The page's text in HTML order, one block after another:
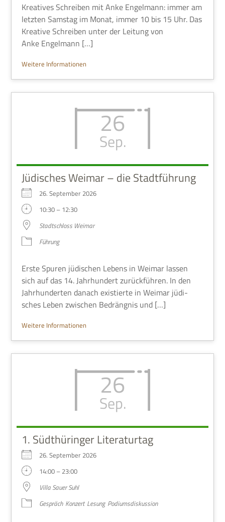
Krea­ti­ves Schrei­ben mit Anke Engel­mann: immer am
letz­ten Sams­tag im Monat, immer 10 bis 15 Uhr. Das
Krea­tive Schrei­ben unter der Lei­tung von
Anke Engelmann […]
Wei­tere Informationen
26
Sep.
Jüdisches Weimar – die Stadtführung
26. Sep­tem­ber 2026
10:30 – 12:30
Stadt­schloss Weimar
Füh­rung
Erste Spu­ren jüdi­schen Lebens in Wei­mar las­sen
sich auf das 14. Jahr­hun­dert zurück­füh­ren. In den
Jahr­hun­der­ten danach exi­stierte in Wei­mar jüdi­
sches Leben zwi­schen Bedräng­nis und […]
Wei­tere Informationen
26
Sep.
1. Südthüringer Literaturtag
26. Sep­tem­ber 2026
14:00 – 23:00
Villa Sauer Suhl
Gespräch Kon­zert Lesung Podi­ums­dis­kus­sion